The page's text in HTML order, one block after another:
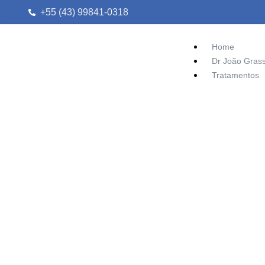
+55 (43) 99841-0318
Home
Dr João
Tratamentos